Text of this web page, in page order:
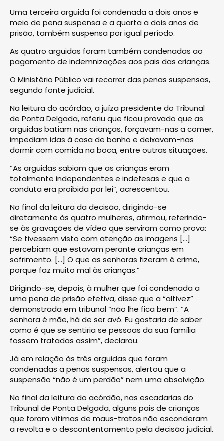
Uma terceira arguida foi condenada a dois anos e
meio de pena suspensa e a quarta a dois anos de
prisão, também suspensa por igual período.
As quatro arguidas foram também condenadas ao
pagamento de indemnizações aos pais das crianças.
O Ministério Público vai recorrer das penas suspensas,
segundo fonte judicial.
Na leitura do acórdão, a juíza presidente do Tribunal
de Ponta Delgada, referiu que ficou provado que as
arguidas batiam nas crianças, forçavam-nas a comer,
impediam idas à casa de banho e deixavam-nas
dormir com comida na boca, entre outras situações.
“As arguidas sabiam que as crianças eram
totalmente independentes e indefesas e que a
conduta era proibida por lei”, acrescentou.
No final da leitura da decisão, dirigindo-se
diretamente às quatro mulheres, afirmou, referindo-
se às gravações de vídeo que serviram como prova:
“Se tivessem visto com atenção as imagens […]
percebiam que estavam perante crianças em
sofrimento. [...] O que as senhoras fizeram é crime,
porque faz muito mal às crianças.”
Dirigindo-se, depois, à mulher que foi condenada a
uma pena de prisão efetiva, disse que a “altivez”
demonstrada em tribunal “não lhe fica bem”. “A
senhora é mãe, há de ser avó. Eu gostaria de saber
como é que se sentiria se pessoas da sua família
fossem tratadas assim”, declarou.
Já em relação às três arguidas que foram
condenadas a penas suspensas, alertou que a
suspensão “não é um perdão” nem uma absolvição.
No final da leitura do acórdão, nas escadarias do
Tribunal de Ponta Delgada, alguns pais de crianças
que foram vítimas de maus-tratos não esconderam
a revolta e o descontentamento pela decisão judicial.